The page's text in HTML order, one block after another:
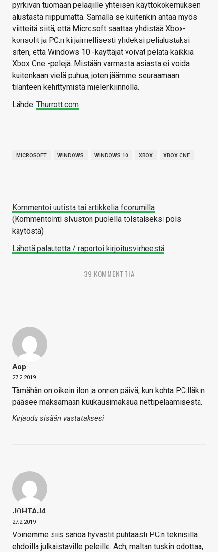
pyrkivän tuomaan pelaajille yhteisen käyttökokemuksen
alustasta riippumatta. Samalla se kuitenkin antaa myös
viitteitä siitä, että Microsoft saattaa yhdistää Xbox-
konsolit ja PC:n kirjaimellisesti yhdeksi pelialustaksi
siten, että Windows 10 -käyttäjät voivat pelata kaikkia
Xbox One -pelejä. Mistään varmasta asiasta ei voida
kuitenkaan vielä puhua, joten jäämme seuraamaan
tilanteen kehittymistä mielenkiinnolla.
Lähde: Thurrott.com
MICROSOFT WINDOWS WINDOWS 10 XBOX XBOX ONE
Kommentoi uutista tai artikkelia foorumilla
(Kommentointi sivuston puolella toistaiseksi pois
käytöstä)
Lähetä palautetta / raportoi kirjoitusvirheestä
39 KOMMENTTIA
Aop
27.2.2019
Tämähän on oikein ilon ja onnen päivä, kun kohta PC:lläkin
pääsee maksamaan kuukausimaksua nettipelaamisesta.
Kirjaudu sisään vastataksesi
JOHTAJ4
27.2.2019
Voinemme siis sanoa hyvästit puhtaasti PC:n teknisillä
ehdoilla julkaistaville peleille. Ach, maltan tuskin odottaa,